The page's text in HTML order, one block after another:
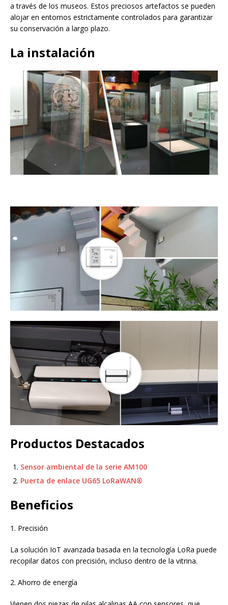
a través de los museos. Estos preciosos artefactos se pueden
alojar en entornos estrictamente controlados para garantizar
su conservación a largo plazo.
La instalación
Productos Destacados
Sensor ambiental de la serie AM100
Puerta de enlace UG65 LoRaWAN®
Beneficios
1. Precisión
La solución IoT avanzada basada en la tecnología LoRa puede
recopilar datos con precisión, incluso dentro de la vitrina.
2. Ahorro de energía